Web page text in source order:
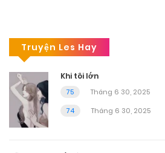
Truyện Les Hay
Khi tôi lớn
75
Tháng 6 30, 2025
74
Tháng 6 30, 2025